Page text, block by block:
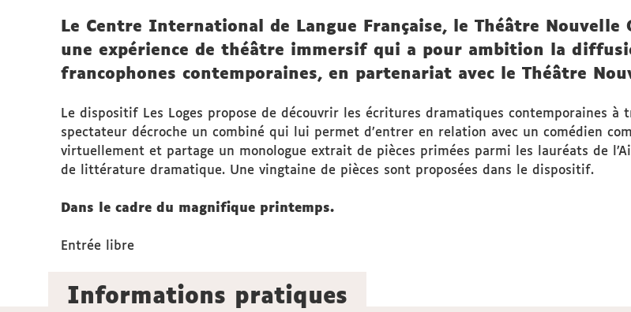
Le Centre International de Langue Française, le Théâtre Nouvelle
une expérience de théâtre immersif qui a pour ambition la
francophones contemporaines, en partenariat avec le Théâtre
Le dispositif Les Loges propose de découvrir les écritures dramatiques contemporaines
spectateur décroche un combiné qui lui permet d’entrer en relation avec un comédien
virtuellement et partage un monologue extrait de pièces primées parmi les lauréats de
de littérature dramatique. Une vingtaine de pièces sont proposées dans le dispositif.
Dans le cadre du magnifique printemps.
Entrée libre
Informations pratiques